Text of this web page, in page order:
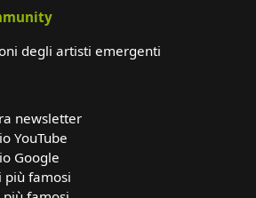
degli artisti emergenti
newsletter
YouTube
Google
più famosi